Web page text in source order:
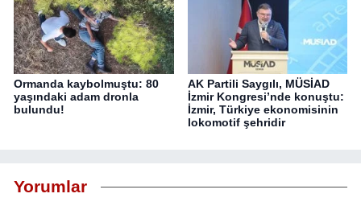
Ormanda kaybolmuştu: 80
yaşındaki adam dronla
bulundu!
AK Partili Saygılı, MÜSİAD
İzmir Kongresi’nde konuştu:
İzmir, Türkiye ekonomisinin
lokomotif şehridir
Yorumlar